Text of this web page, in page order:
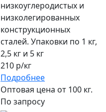
низкоуглеродистых и
низколегированных
конструкционных
сталей. Упаковки по 1 кг,
2,5 кг и 5 кг
210 р/кг
Подробнее
Оптовая цена от 100 кг.
По запросу